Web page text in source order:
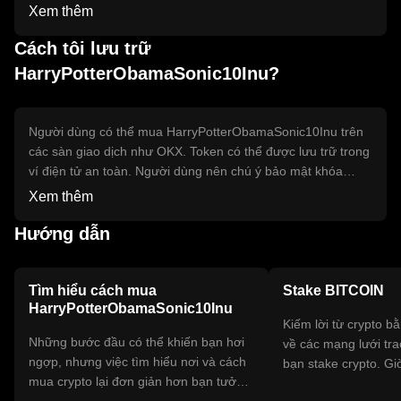
trường.
Xem thêm
Cách tôi lưu trữ
HarryPotterObamaSonic10Inu?
Người dùng có thể mua HarryPotterObamaSonic10Inu trên
các sàn giao dịch như OKX. Token có thể được lưu trữ trong
ví điện tử an toàn. Người dùng nên chú ý bảo mật khóa
riêng tư và tránh các trang web lừa đảo. Token có thể không
Xem thêm
Hướng dẫn
Tìm hiểu cách mua
HarryPotterObamaSonic10Inu
Những bước đầu có thể khiến bạn hơi
ngợp, nhưng việc tìm hiểu nơi và cách
mua crypto lại đơn giản hơn bạn tưởng.
Stake BITCOIN
Kiếm lời từ crypto
về các mạng lưới
bạn stake crypto.